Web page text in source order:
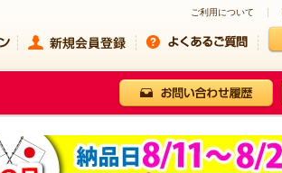
ご利用について